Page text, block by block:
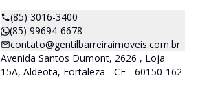
(85) 3016-3400
(85) 99694-6678
contato@gentilbarreiraimoveis.com.br
Avenida Santos Dumont, 2626 , Loja
15A, Aldeota, Fortaleza - CE - 60150-162